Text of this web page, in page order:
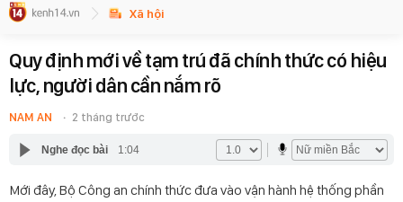
Xã hội
Quy định mới về tạm trú đã chính thức có hiệu
lực, người dân cần nắm rõ
NAM AN 2 tháng trước
Nghe đọc bài 1:04
Mới đây, Bộ Công an chính thức đưa vào vận hành hệ thống phần